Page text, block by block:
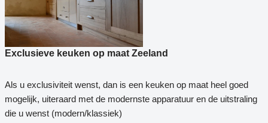
Exclusieve keuken op maat Zeeland
Als u exclusiviteit wenst, dan is een keuken op maat heel goed
mogelijk, uiteraard met de modernste apparatuur en de uitstraling
die u wenst (modern/klassiek)